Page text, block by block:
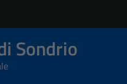
Sondrio